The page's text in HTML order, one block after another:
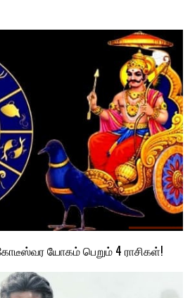
யோகம் பெறும் 4 ராசிகள்!